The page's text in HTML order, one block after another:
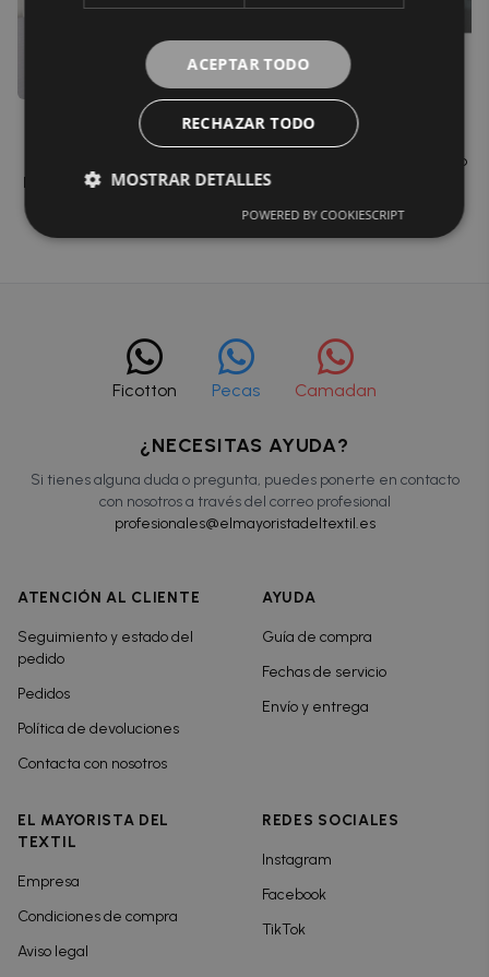
Funda colchón cuna cuti
Inicia sesión para ver el precio
Protector mini cuna Zorba
Inicia sesión para ver el precio
Ficotton Pecas Camadan
¿NECESITAS AYUDA?
Si tienes alguna duda o pregunta, puedes ponerte en contacto
con nosotros a través del correo profesional
profesionales@elmayoristadeltextil.es
ATENCIÓN AL CLIENTE
Seguimiento y estado del
pedido
Pedidos
Política de devoluciones
Contacta con nosotros
AYUDA
Guía de compra
Fechas de servicio
Envío y entrega
EL MAYORISTA DEL
TEXTIL
Empresa
Condiciones de compra
Aviso legal
REDES SOCIALES
Instagram
Facebook
TikTok
ACEPTAR TODO
RECHAZAR TODO
MOSTRAR DETALLES
POWERED BY COOKIESCRIPT